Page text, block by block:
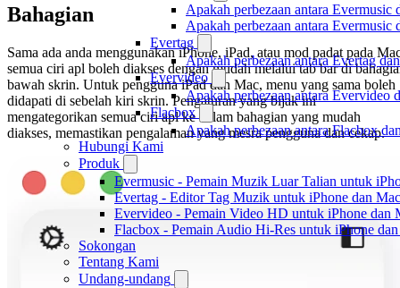
Apakah perbezaan antara Evermusic
Apakah perbezaan antara Evermusic
Evertag
Apakah perbezaan antara Evertag
Evervideo
Apakah perbezaan antara Evervideo
Flacbox
Apakah perbezaan antara Flacbox
Hubungi Kami
Produk
Evermusic - Pemain Muzik Luar Talian untuk
Evertag - Editor Tag Muzik untuk iPhone dan Mac
Evervideo - Pemain Video HD untuk iPhone dan
Flacbox - Pemain Audio Hi-Res untuk iPhone
Sokongan
Tentang Kami
Undang-undang
Bahagian
Sama ada anda menggunakan iPhone, iPad, atau mod padat pada
semua ciri apl boleh diakses dengan mudah melalui tab bar di
bawah skrin. Untuk pengguna iPad dan Mac, menu yang sama boleh
didapati di sebelah kiri skrin. Pengaturan yang bijak ini
mengategorikan semua ciri apl ke dalam bahagian yang mudah
diakses, memastikan pengalaman yang mesra pengguna dan cekap.